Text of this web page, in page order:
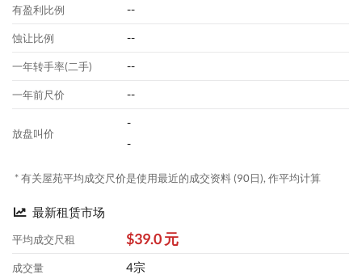
有盈利比例 --
蚀让比例 --
一年转手率(二手) --
一年前尺价 --
放盘叫价
-
-
* 有关屋苑平均成交尺价是使用最近的成交资料 (90日), 作平均计算
最新租赁市场
平均成交尺租 $39.0 元
成交量 4宗